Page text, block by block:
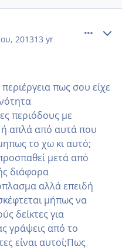
201313 yr
πως σου είχε
περιόδους με
απλά από αυτά που
το χω κι αυτό;
μετά από
διάφορα
αλλά επειδή
μήπως να
δείκτες για
γράψεις από το
είναι αυτοί;Πως